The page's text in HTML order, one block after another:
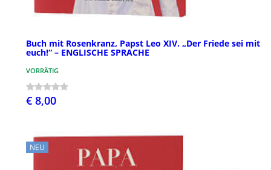
Buch mit Rosenkranz, Papst Leo XIV. „Der Friede sei mit
euch!“ – ENGLISCHE SPRACHE
VORRÄTIG
€ 8,00
NEU